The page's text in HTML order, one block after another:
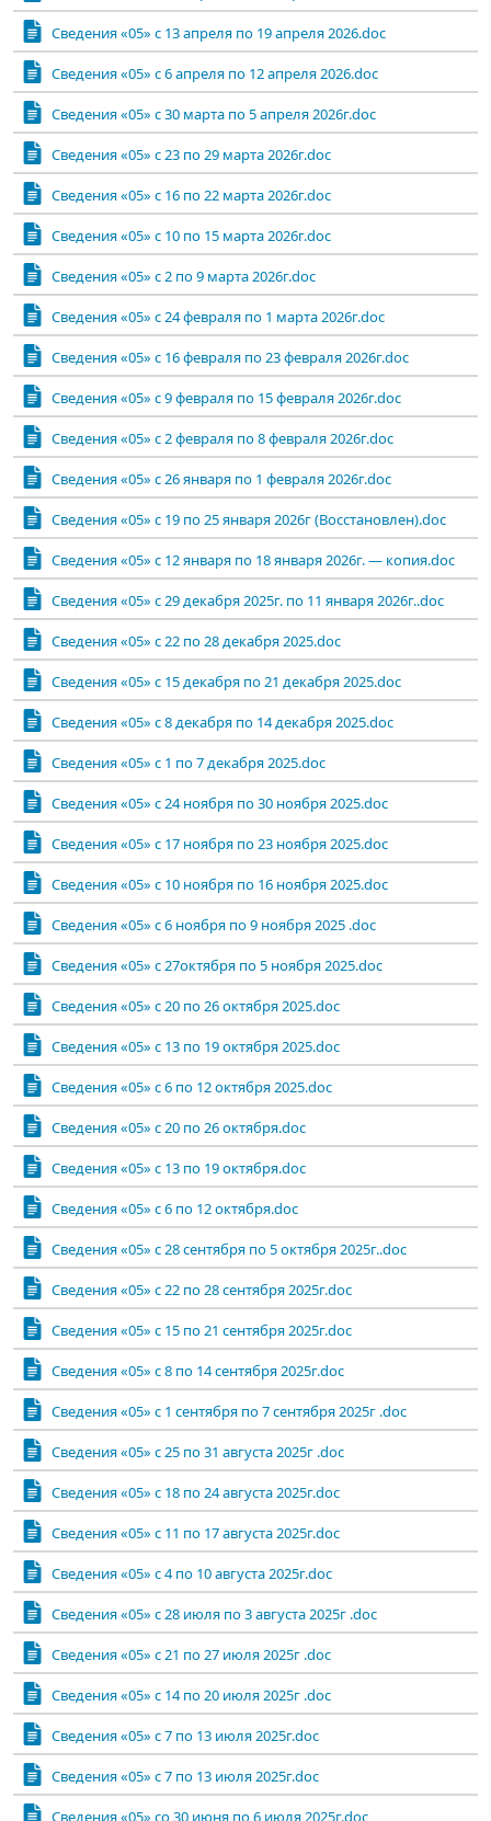
Сведения «05» с 13 апреля по 19 апреля 2026.doc
Сведения «05» с 6 апреля по 12 апреля 2026.doc
Сведения «05» с 30 марта по 5 апреля 2026г.doc
Сведения «05» с 23 по 29 марта 2026г.doc
Сведения «05» с 16 по 22 марта 2026г.doc
Сведения «05» с 10 по 15 марта 2026г.doc
Сведения «05» с 2 по 9 марта 2026г.doc
Сведения «05» с 24 февраля по 1 марта 2026г.doc
Сведения «05» с 16 февраля по 23 февраля 2026г.doc
Сведения «05» с 9 февраля по 15 февраля 2026г.doc
Сведения «05» с 2 февраля по 8 февраля 2026г.doc
Сведения «05» с 26 января по 1 февраля 2026г.doc
Сведения «05» с 19 по 25 января 2026г (Восстановлен).doc
Сведения «05» с 12 января по 18 января 2026г. — копия.doc
Сведения «05» с 29 декабря 2025г. по 11 января 2026г..doc
Сведения «05» с 22 по 28 декабря 2025.doc
Сведения «05» с 15 декабря по 21 декабря 2025.doc
Сведения «05» с 8 декабря по 14 декабря 2025.doc
Сведения «05» с 1 по 7 декабря 2025.doc
Сведения «05» с 24 ноября по 30 ноября 2025.doc
Сведения «05» с 17 ноября по 23 ноября 2025.doc
Сведения «05» с 10 ноября по 16 ноября 2025.doc
Сведения «05» с 6 ноября по 9 ноября 2025 .doc
Сведения «05» с 27октября по 5 ноября 2025.doc
Сведения «05» с 20 по 26 октября 2025.doc
Сведения «05» с 13 по 19 октября 2025.doc
Сведения «05» с 6 по 12 октября 2025.doc
Сведения «05» с 20 по 26 октября.doc
Сведения «05» с 13 по 19 октября.doc
Сведения «05» с 6 по 12 октября.doc
Сведения «05» с 28 сентября по 5 октября 2025г..doc
Сведения «05» с 22 по 28 сентября 2025г.doc
Сведения «05» с 15 по 21 сентября 2025г.doc
Сведения «05» с 8 по 14 сентября 2025г.doc
Сведения «05» с 1 сентября по 7 сентября 2025г .doc
Сведения «05» с 25 по 31 августа 2025г .doc
Сведения «05» с 18 по 24 августа 2025г.doc
Сведения «05» с 11 по 17 августа 2025г.doc
Сведения «05» с 4 по 10 августа 2025г.doc
Сведения «05» с 28 июля по 3 августа 2025г .doc
Сведения «05» с 21 по 27 июля 2025г .doc
Сведения «05» с 14 по 20 июля 2025г .doc
Сведения «05» с 7 по 13 июля 2025г.doc
Сведения «05» с 7 по 13 июля 2025г.doc